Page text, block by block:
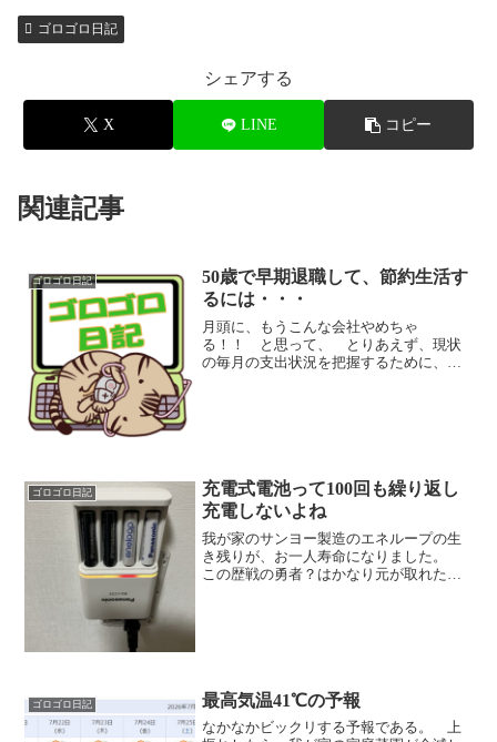
ゴロゴロ日記
シェアする
X LINE コピー
関連記事
ゴロゴロ日記
50歳で早期退職して、節約生活す
るには・・・
月頭に、もうこんな会社やめちゃ
る！！ と思って、 とりあえず、現状
の毎月の支出状況を把握するために、お
ゴロゴロ日記
充電式電池って100回も繰り返し
充電しないよね
我が家のサンヨー製造のエネループの生
き残りが、お一人寿命になりました。
この歴戦の勇者？はかなり元が取れたと
ゴロゴロ日記 最高気温41℃の予報
なかなかビックリする予報である。 上